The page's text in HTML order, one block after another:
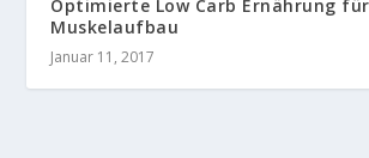
Optimierte Low Carb Ernährung
Muskelaufbau
Januar 11, 2017